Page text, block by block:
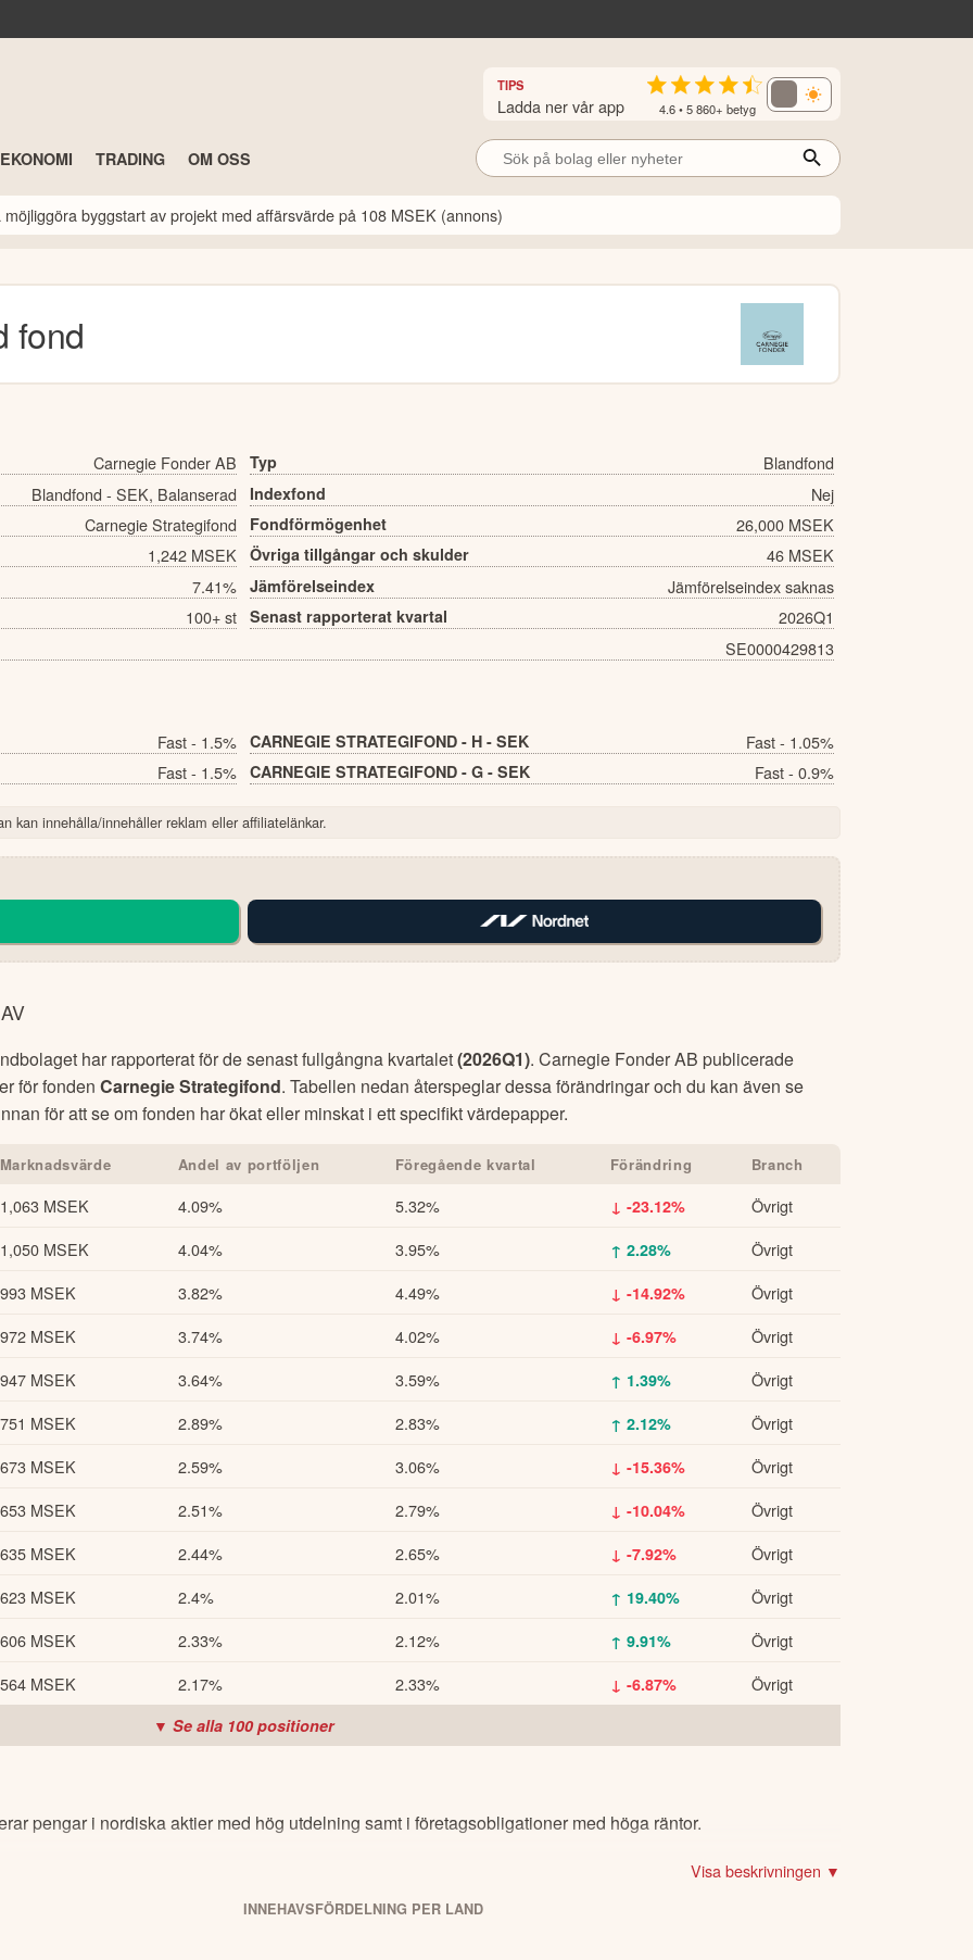
TIPS
Ladda ner vår app 4.6 • 5 860+ betyg
TRADING OM OSS
byggstart av projekt med affärsvärde på 108 MSEK (annons)
fond
Carnegie Fonder AB Typ
Blandfond
Blandfond - SEK, Balanserad
Indexfond
Nej
Carnegie Strategifond
Fondförmögenhet
26,000 MSEK
1,242 MSEK
Övriga tillgångar och skulder
46 MSEK
7.41%
Jämförelseindex
Jämförelseindex saknas
100+ st
Senast rapporterat kvartal
2026Q1
SE0000429813
Fast - 1.5% CARNEGIE STRATEGIFOND - H - SEK
Fast - 1.05%
Fast - 1.5%
CARNEGIE STRATEGIFOND - G - SEK Fast - 0.9%
kan innehålla/innehåller reklam eller affiliatelänkar.
har rapporterat för de senast fullgångna kvartalet(2026Q1). Carnegie Fonder AB publicerade
för fonden Carnegie Strategifond. Tabellen nedan återspeglar dessa förändringar och du kan även se
för att se om fonden har ökat eller minskat i ett specifikt värdepapper.
Marknadsvärde Andel av portföljen Föregående kvartal Förändring Branch
1,063 MSEK 4.09% 5.32% ↓ -23.12%
Övrigt
1,050 MSEK
4.04% 3.95% ↑ 2.28%
Övrigt
993 MSEK
3.82% 4.49% ↓ -14.92%
Övrigt
972 MSEK
3.74% 4.02% ↓ -6.97%
Övrigt
947 MSEK
3.64% 3.59% ↑ 1.39%
Övrigt
751 MSEK
2.89% 2.83% ↑ 2.12%
Övrigt
673 MSEK
2.59% 3.06% ↓ -15.36%
Övrigt
653 MSEK
2.51% 2.79% ↓ -10.04%
Övrigt
635 MSEK
2.44% 2.65% ↓ -7.92%
Övrigt
623 MSEK
2.4% 2.01% ↑ 19.40%
Övrigt
606 MSEK
2.33% 2.12% ↑ 9.91%
Övrigt
564 MSEK
2.17% 2.33% ↓ -6.87% Övrigt
▼ Se alla 100positioner
pengar i nordiska aktier med hög utdelning samt i företagsobligationer med höga räntor.
Visa beskrivningen ▼
INNEHAVSFÖRDELNING PER LAND